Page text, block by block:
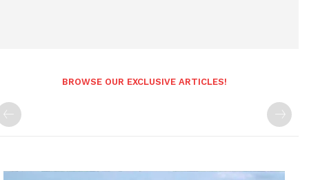
BROWSE OUR EXCLUSIVE ARTICLES!